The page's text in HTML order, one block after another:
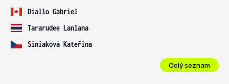
Diallo Gabriel
Tararudee Lanlana
Siniaková Kateřina
Celý seznam